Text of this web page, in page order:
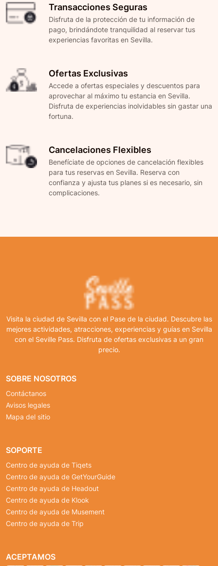
Transacciones Seguras
Disfruta de la protección de tu información de
pago, brindándote tranquilidad al reservar tus
experiencias favoritas en Sevilla.
Ofertas Exclusivas
Accede a ofertas especiales y descuentos para
aprovechar al máximo tu estancia en Sevilla.
Disfruta de experiencias inolvidables sin gastar una
fortuna.
Cancelaciones Flexibles
Benefíciate de opciones de cancelación flexibles
para tus reservas en Sevilla. Reserva con
confianza y ajusta tus planes si es necesario, sin
complicaciones.
Visita la ciudad de Sevilla con el Pase de la ciudad. Descubre las
mejores actividades, atracciones, experiencias y guías en Sevilla
con el Seville Pass. Disfruta de ofertas exclusivas a un gran
precio.
SOBRE NOSOTROS
Contáctanos
Avisos legales
Mapa del sitio
SOPORTE
Centro de ayuda de Tiqets
Centro de ayuda de GetYourGuide
Centro de ayuda de Headout
Centro de ayuda de Klook
Centro de ayuda de Musement
Centro de ayuda de Trip
ACEPTAMOS